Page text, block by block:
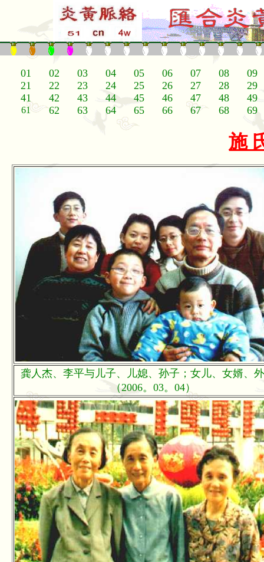
01 02 03 04 05 06 07 08
09
21
22 23 24 25 26 27 28
29
41
42 43 44 45 46 47 48 49
61 62 63 64 65 66 67 68 69
施
龚人杰、李平与儿子、儿媳、孙子；女儿、女婿、
（2006。03。04）